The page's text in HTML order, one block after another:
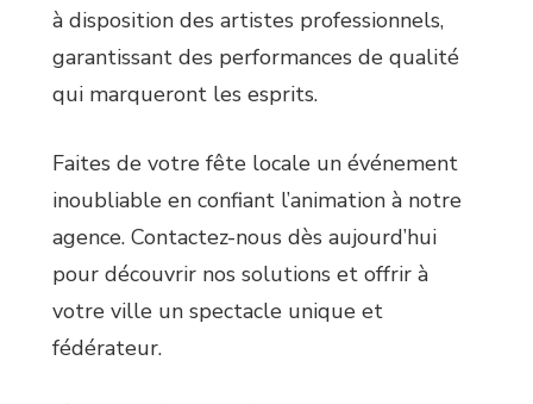
à disposition des artistes professionnels,
garantissant des performances de qualité
qui marqueront les esprits.
Faites de votre fête locale un événement
inoubliable en confiant l’animation à notre
agence. Contactez-nous dès aujourd’hui
pour découvrir nos solutions et offrir à
votre ville un spectacle unique et
fédérateur.